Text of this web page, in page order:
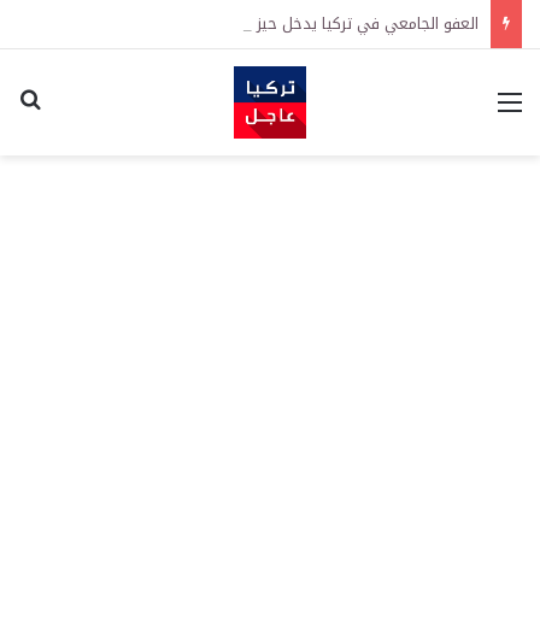
العفو الجامعي في تركيا يدخل حيز التنفيذ رسمياً
القائمة